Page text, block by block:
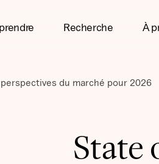
Recherche À
du marché pour 2026
State